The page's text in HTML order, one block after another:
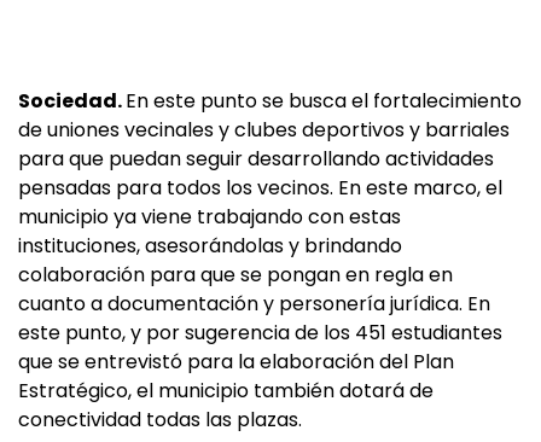
Sociedad.En este punto se busca el fortalecimiento
de uniones vecinales y clubes deportivos y barriales
para que puedan seguir desarrollando actividades
pensadas para todos los vecinos. En este marco, el
municipio ya viene trabajando con estas
instituciones, asesorándolas y brindando
colaboración para que se pongan en regla en
cuanto a documentación y personería jurídica. En
este punto, y por sugerencia de los 451 estudiantes
que se entrevistó para la elaboración del Plan
Estratégico, el municipio también dotará de
conectividad todas las plazas.